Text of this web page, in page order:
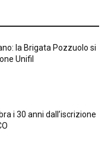
la Brigata Pozzuolo si
Unifil
i 30 anni dall’iscrizione